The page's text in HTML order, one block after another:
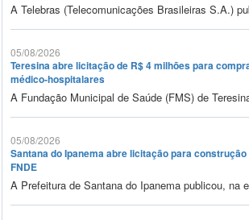
A Telebras (Telecomunicações Brasileiras S.A.)
05/08/2026
Teresina abre licitação de R$ 4 milhões para
médico-hospitalares
A Fundação Municipal de Saúde (FMS) de
05/08/2026
Santana do Ipanema abre licitação para
FNDE
A Prefeitura de Santana do Ipanema publicou, na